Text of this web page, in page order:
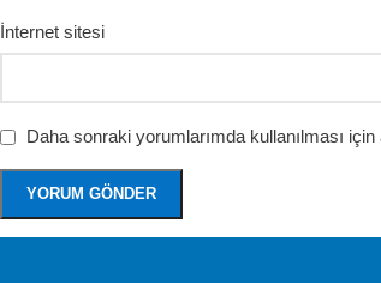
İnternet sitesi
Daha sonraki yorumlarımda kullanılması